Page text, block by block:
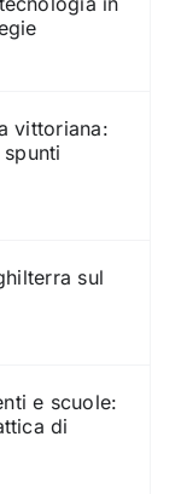
vittoriana:
sul
e scuole:
di